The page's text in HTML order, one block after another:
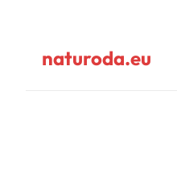
naturoda.eu